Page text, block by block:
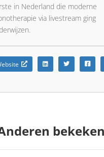
in Nederland die moderne
via livestream ging